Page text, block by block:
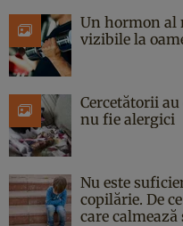
Un hormon al
vizibile la
Cercetătorii
nu fie alergici
Nu este
copilărie. De
care